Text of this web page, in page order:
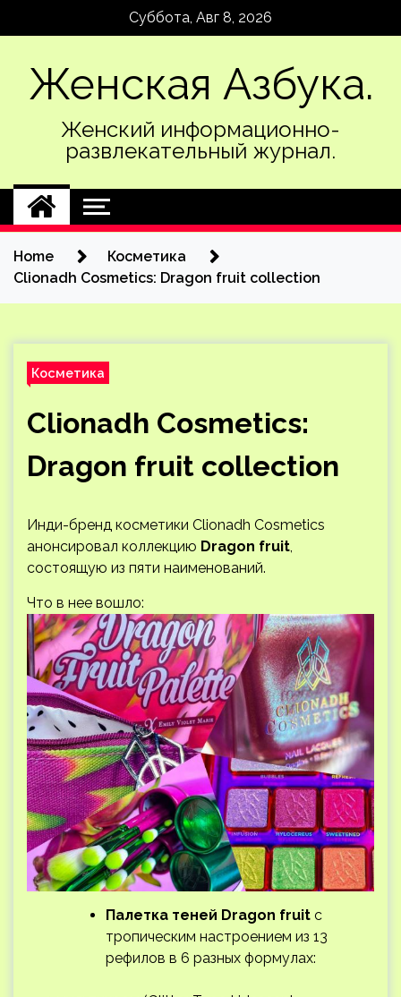
Суббота, Авг 8, 2026
Женская Азбука.
Женский информационно-
развлекательный журнал.
Home
Косметика
Clionadh Cosmetics: Dragon fruit collection
Косметика
Clionadh Cosmetics:
Dragon fruit collection
Инди-бренд косметики Clionadh Cosmetics
анонсировал коллекцию Dragon fruit,
состоящую из пяти наименований.
Что в нее вошло:
Палетка теней Dragon fruit с
тропическим настроением из 13
рефилов в 6 разных формулах: